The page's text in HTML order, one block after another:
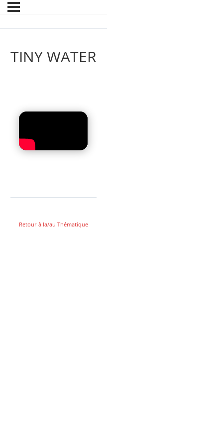
TINY WATER
Retour à la/au Thématique